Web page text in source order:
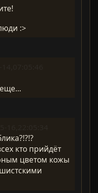
:>
кто прийдёт
цветом кожы